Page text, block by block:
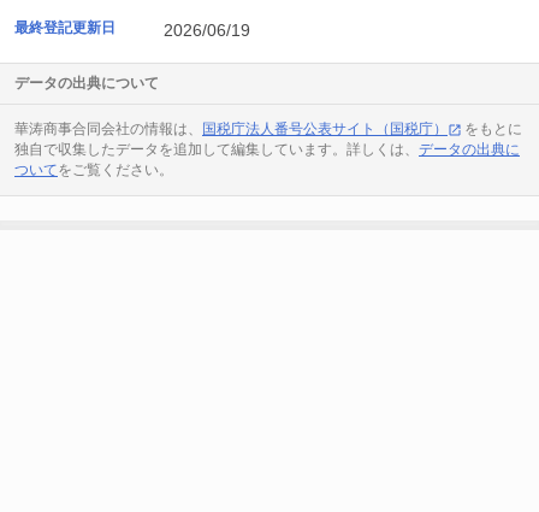
最終登記更新日 2026/06/19
データの出典について
華涛商事合同会社の情報は、 国税庁法人番号公表サイト（国税庁）
をもとに
独自で収集したデータを追加して編集しています。詳しくは、 データの出典に
ついてをご覧ください。